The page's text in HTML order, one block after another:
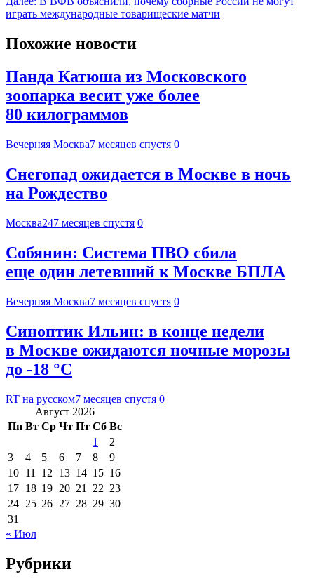
играть международные товарищеские матчи
Похожие новости
Панда Катюша из Московского
зоопарка весит уже более
80 килограммов
Вечерняя Москва7 месяцев спустя 0
Снегопад ожидается в Москве в ночь
на Рождество
Москва247 месяцев спустя 0
Собянин: Система ПВО сбила
еще один летевший к Москве БПЛА
Вечерняя Москва7 месяцев спустя 0
Синоптик Ильин: в конце недели
в Москве ожидаются ночные морозы
до -18 °С
RT на русском7 месяцев спустя 0
Август 2026
Пн Вт Ср Чт Пт Сб Вс
1
2
3
4 5 6 7 8
9
10 11 12 13 14 15 16
17 18 19 20 21 22 23
24 25 26 27 28 29 30
31
« Июл
Рубрики